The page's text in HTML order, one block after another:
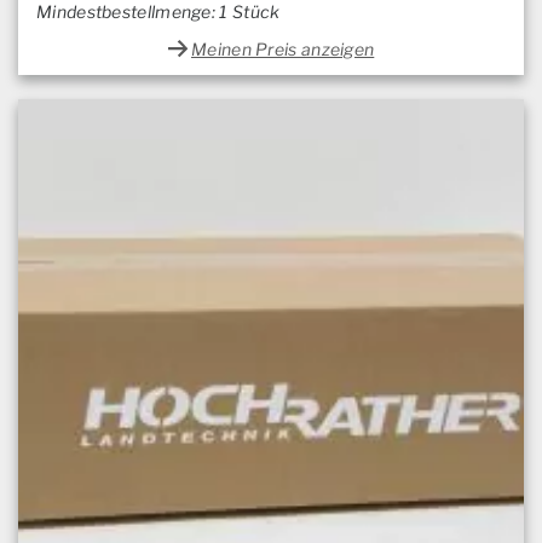
Mindestbestellmenge: 1 Stück
Meinen Preis anzeigen